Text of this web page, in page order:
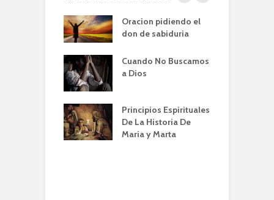
Oracion pidiendo el
don de sabiduria
Cuando No Buscamos
a Dios
Principios Espirituales
De La Historia De
Maria y Marta